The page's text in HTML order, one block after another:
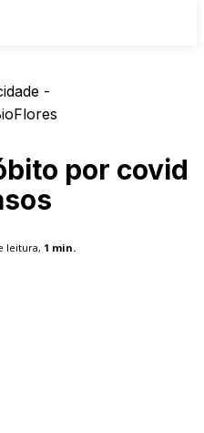
-
por covid
leitura, 1 min.